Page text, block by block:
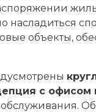
насладиться
объекты,
с офисом
обслуживания.